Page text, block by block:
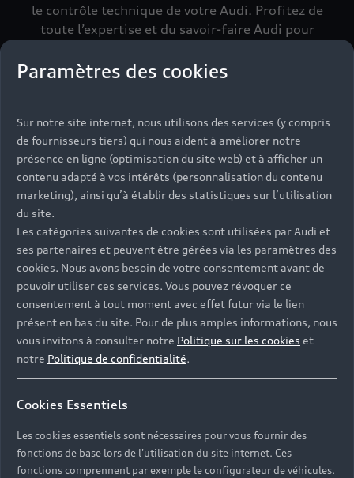
le contrôle technique de votre Audi. Profitez de
toute l’expertise et du savoir-faire Audi pour
Paramètres des cookies
Sur notre site internet, nous utilisons des services (y compris
de fournisseurs tiers) qui nous aident à améliorer notre
présence en ligne (optimisation du site web) et à afficher un
contenu adapté à vos intérêts (personnalisation du contenu
marketing), ainsi qu’à établir des statistiques sur l’utilisation
du site.
Les catégories suivantes de cookies sont utilisées par Audi et
ses partenaires et peuvent être gérées via les paramètres des
cookies. Nous avons besoin de votre consentement avant de
pouvoir utiliser ces services. Vous pouvez révoquer ce
consentement à tout moment avec effet futur via le lien
présent en bas du site. Pour de plus amples informations, nous
vous invitons à consulter notre Politique sur les cookies et
notre Politique de confidentialité.
Cookies Essentiels
Les cookies essentiels sont nécessaires pour vous fournir des
fonctions de base lors de l'utilisation du site internet. Ces
fonctions comprennent par exemple le configurateur de véhicules.